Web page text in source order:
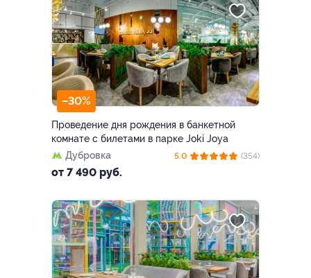
–30%
Проведение дня рождения в банкетной
комнате с билетами в парке Joki Joya
Дубровка
от 7 490 руб.
5.0 (354)